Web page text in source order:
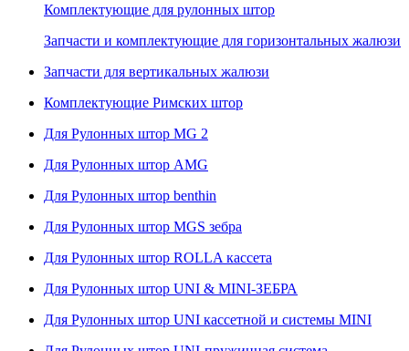
Комплектующие для рулонных штор
Запчасти и комплектующие для горизонтальных жалюзи
Запчасти для вертикальных жалюзи
Комплектующие Римских штор
Для Рулонных штор MG 2
Для Рулонных штор AMG
Для Рулонных штор benthin
Для Рулонных штор MGS зебра
Для Рулонных штор ROLLA кассета
Для Рулонных штор UNI & MINI-ЗЕБРА
Для Рулонных штор UNI кассетной и системы MINI